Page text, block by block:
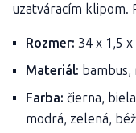
uzatváracím klipom.
Rozmer: 34 x 1,5 x
Materiál:
Farba: čierna,
modrá, zelená,